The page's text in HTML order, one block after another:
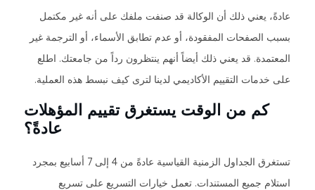
عادةً، يعني ذلك أن الوكالة قد صنفت ملفك على أنه غير مكتمل
بسبب الصفحات المفقودة، أو عدم تطابق الأسماء، أو الترجمة غير
المعتمدة. قد يعني ذلك أيضاً أنهم ينتظرون رداً من جامعتك. اطلع
على خدمات التقييم الأكاديمي لدينا لترى كيف نبسط هذه العملية.
كم من الوقت يستغرق تقييم المؤهلات
عادةً؟
تستغرق الجداول الزمنية القياسية عادةً من 4 إلى 7 أسابيع بمجرد
استلام جميع المستندات. تعمل خيارات التسريع على تسريع